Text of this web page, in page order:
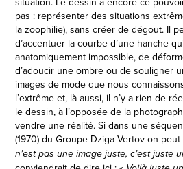
pas : représenter des situations
la zoophilie), sans créer de dégout. Il
d’accentuer la courbe d’une hanche
anatomiquement impossible, de
d’adoucir une ombre ou de souligner
images de mode que nous
l’extrême et, là aussi, il n’y a rien de
le dessin, à l’opposée de la
vendre une réalité. Si dans une
(1970) du Groupe Dziga Vertov on
n’est pas une image juste, c’est juste